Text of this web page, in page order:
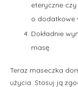
eteryczne
o dodatkowe
Dokładnie
masę.
Teraz maseczka
użycia. Stosuj ją